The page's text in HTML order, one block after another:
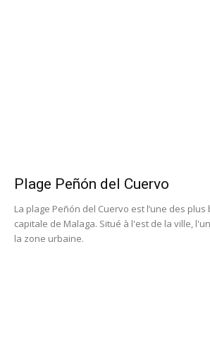
Plage Peñón del Cuervo
La plage Peñón del Cuervo est l’une des
capitale de Malaga. Situé à l'est de la ville,
la zone urbaine.